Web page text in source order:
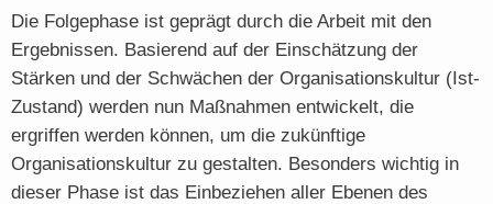
Die Folgephase ist geprägt durch die Arbeit mit den
Ergebnissen. Basierend auf der Einschätzung der
Stärken und der Schwächen der Organisationskultur (Ist-
Zustand) werden nun Maßnahmen entwickelt, die
ergriffen werden können, um die zukünftige
Organisationskultur zu gestalten. Besonders wichtig in
dieser Phase ist das Einbeziehen aller Ebenen des